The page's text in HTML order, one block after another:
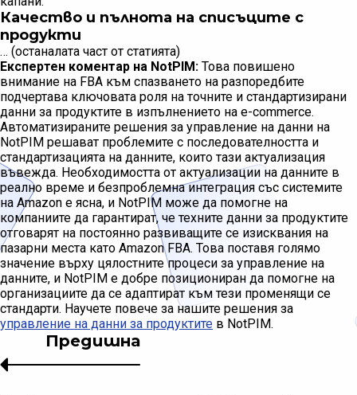
Качество и пълнота на списъците с
продукти
… (останалата част от статията)
Експертен коментар на NotPIM: Това повишено
внимание на FBA към спазването на разпоредбите
подчертава ключовата роля на точните и стандартизирани
данни за продуктите в изпълнението на e-commerce.
Автоматизираните решения за управление на данни на
NotPIM решават проблемите с последователността и
стандартизацията на данните, които тази актуализация
въвежда. Необходимостта от актуализации на данните в
реално време и безпроблемна интеграция със системите
на Amazon е ясна, и NotPIM може да помогне на
компаниите да гарантират, че техните данни за продуктите
отговарят на постоянно развиващите се изисквания на
пазарни места като Amazon FBA. Това поставя голямо
значение върху цялостните процеси за управление на
данните, и NotPIM е добре позициониран да помогне на
организациите да се адаптират към тези променящи се
стандарти. Научете повече за нашите решения за
управление на данни за продуктите в NotPIM.
Предишна